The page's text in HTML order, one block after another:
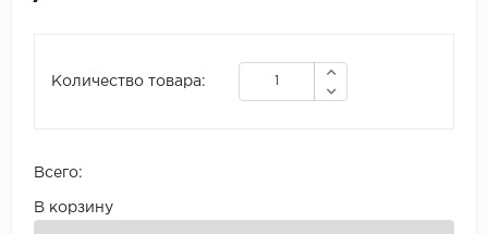
Количество товара:
Всего:
В корзину